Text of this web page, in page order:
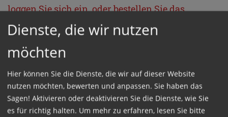
loggen Sie sich ein, oder bestellen Sie das
Produkt
Kathpress_online
GESCHÜTZTER BEREICH
Bitte melden Sie sich mit Ihrem Benutzernamen
und Passwort an.
Dienste, die wir nutzen
möchten
Hier können Sie die Dienste, die wir auf dieser Website
nutzen möchten, bewerten und anpassen. Sie haben das
Sagen! Aktivieren oder deaktivieren Sie die Dienste, wie Sie
es für richtig halten. Um mehr zu erfahren, lesen Sie bitte